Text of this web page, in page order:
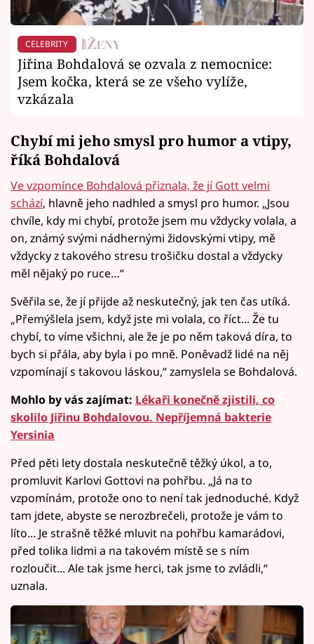
CELEBRITY
Jiřina Bohdalová se ozvala z nemocnice:
Jsem kočka, která se ze všeho vylíže,
vzkázala
Chybí mi jeho smysl pro humor a vtipy,
říká Bohdalová
Ve vzpomínce Bohdalová přiznala, že jí Gott velmi
schází, hlavně jeho nadhled a smysl pro humor. „Jsou
chvíle, kdy mi chybí, protože jsem mu vždycky volala, a
on, známý svými nádhernými židovskými vtipy, mě
vždycky z takového stresu trošičku dostal a vždycky
měl nějaký po ruce…“
Svěřila se, že jí přijde až neskutečný, jak ten čas utíká.
„Přemýšlela jsem, když jste mi volala, co říct... Že tu
chybí, to víme všichni, ale že je po něm taková díra, to
bych si přála, aby byla i po mně. Poněvadž lidé na něj
vzpomínají s takovou láskou,“ zamyslela se Bohdalová.
Mohlo by vás zajímat: Lékaři konečně zjistili, co
skolilo Jiřinu Bohdalovou. Nepříjemná bakterie
Yersinia
Před pěti lety dostala neskutečně těžký úkol, a to,
promluvit Karlovi Gottovi na pohřbu. „Já na to
vzpomínám, protože ono to není tak jednoduché. Když
tam jdete, abyste se nerozbrečeli, protože je vám to
líto... Je strašně těžké mluvit na pohřbu kamarádovi,
před tolika lidmi a na takovém místě se s ním
rozloučit... Ale tak jsme herci, tak jsme to zvládli,“
uznala.